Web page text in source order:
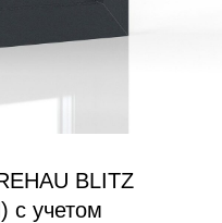
BLITZ
учетом